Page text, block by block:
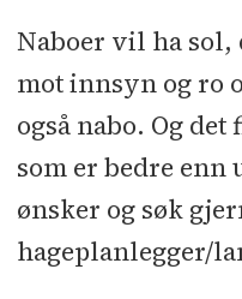
Naboer vil ha
mot innsyn og ro
også nabo. Og
som er bedre
ønsker og søk
hageplanlegger/